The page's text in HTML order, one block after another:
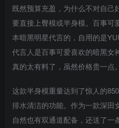
既然预算充盈，为什么不对自己
要直接上臀模或半身模。百事可
本暗黑明星代言的，自用的是
代言人是百事可爱喜欢的暗黑女
真的太有料了，虽然价格贵一点。
这款半身模重量达到了惊人的
排水清洁的功能。作为一款深田
自然也有双通道配备，还送了一